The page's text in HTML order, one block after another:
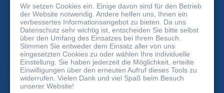
FlexBio Technologie GmbH
Otto-Hahn-Strasse 7a
37574 Einbeck
info@flexbio.de
Wir setzen Cookies ein. Einige davon sind für den Betrieb
der Website notwendig. Andere helfen uns, Ihnen ein
verbessertes Informationsangebot zu bieten. Da uns
Datenschutz sehr wichtig ist, entscheiden Sie bitte selbst
über den Umfang des Einsatzes bei Ihrem Besuch.
Stimmen Sie entweder dem Einsatz aller von uns
eingesetzten Cookies zu oder wählen Ihre individuelle
Einstellung. Sie haben jederzeit die Möglichkeit, erteilte
Einwilligungen über den erneuten Aufruf dieses Tools zu
widerrufen. Vielen Dank und viel Spaß beim Besuch
unserer Website!